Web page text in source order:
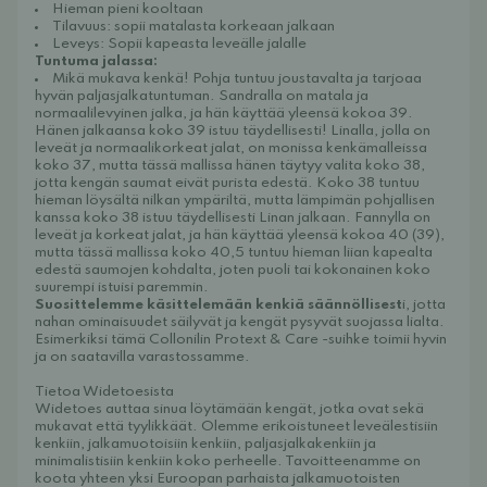
Hieman pieni kooltaan
Tilavuus: sopii matalasta korkeaan jalkaan
Leveys: Sopii kapeasta leveälle jalalle
Tuntuma jalassa:
Mikä mukava kenkä! Pohja tuntuu joustavalta ja tarjoaa
hyvän paljasjalkatuntuman. Sandralla on matala ja
normaalilevyinen jalka, ja hän käyttää yleensä kokoa 39.
Hänen jalkaansa koko 39 istuu täydellisesti! Linalla, jolla on
leveät ja normaalikorkeat jalat, on monissa kenkämalleissa
koko 37, mutta tässä mallissa hänen täytyy valita koko 38,
jotta kengän saumat eivät purista edestä. Koko 38 tuntuu
hieman löysältä nilkan ympäriltä, mutta lämpimän pohjallisen
kanssa koko 38 istuu täydellisesti Linan jalkaan. Fannylla on
leveät ja korkeat jalat, ja hän käyttää yleensä kokoa 40 (39),
mutta tässä mallissa koko 40,5 tuntuu hieman liian kapealta
edestä saumojen kohdalta, joten puoli tai kokonainen koko
suurempi istuisi paremmin.
Suosittelemme käsittelemään kenkiä säännöllisesti, jotta
nahan ominaisuudet säilyvät ja kengät pysyvät suojassa lialta.
Esimerkiksi tämä Collonilin Protext & Care -suihke toimii hyvin
ja on saatavilla varastossamme.
Tietoa Widetoesista
Widetoes auttaa sinua löytämään kengät, jotka ovat sekä
mukavat että tyylikkäät. Olemme erikoistuneet leveälestisiin
kenkiin, jalkamuotoisiin kenkiin, paljasjalkakenkiin ja
minimalistisiin kenkiin koko perheelle. Tavoitteenamme on
koota yhteen yksi Euroopan parhaista jalkamuotoisten